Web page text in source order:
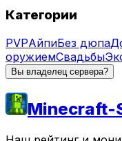
Категории
PVPАйпиБез дюпа
оружиемСвадьбы
Вы владелец сервера?
Minecraft-